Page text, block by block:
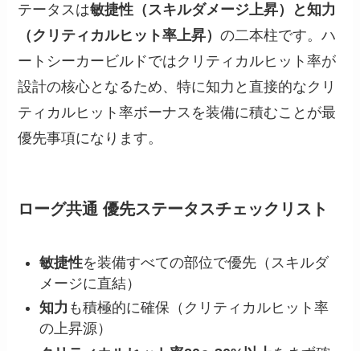
テータスは敏捷性（スキルダメージ上昇）と知力
（クリティカルヒット率上昇）の二本柱です。ハ
ートシーカービルドではクリティカルヒット率が
設計の核心となるため、特に知力と直接的なクリ
ティカルヒット率ボーナスを装備に積むことが最
優先事項になります。
ローグ共通 優先ステータスチェックリスト
敏捷性を装備すべての部位で優先（スキルダ
メージに直結）
知力 も積極的に確保（クリティカルヒット率
の上昇源）